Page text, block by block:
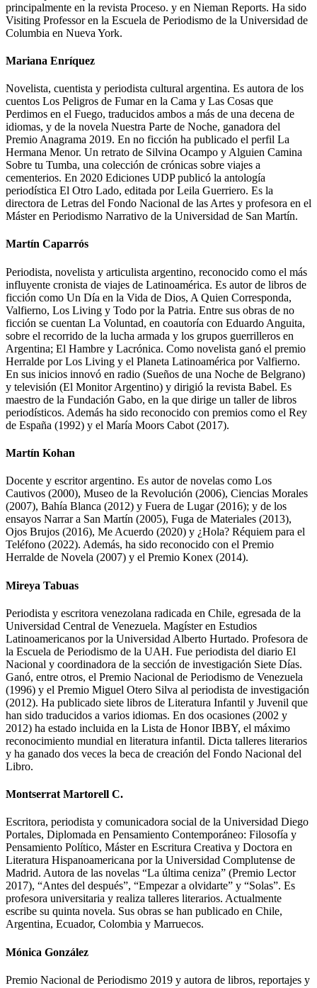
principalmente en la revista Proceso. y en Nieman Reports. Ha sido
Visiting Professor en la Escuela de Periodismo de la Universidad de
Columbia en Nueva York.
Mariana Enríquez
Novelista, cuentista y periodista cultural argentina. Es autora de los
cuentos Los Peligros de Fumar en la Cama y Las Cosas que
Perdimos en el Fuego, traducidos ambos a más de una decena de
idiomas, y de la novela Nuestra Parte de Noche, ganadora del
Premio Anagrama 2019. En no ficción ha publicado el perfil La
Hermana Menor. Un retrato de Silvina Ocampo y Alguien Camina
Sobre tu Tumba, una colección de crónicas sobre viajes a
cementerios. En 2020 Ediciones UDP publicó la antología
periodística El Otro Lado, editada por Leila Guerriero. Es la
directora de Letras del Fondo Nacional de las Artes y profesora en el
Máster en Periodismo Narrativo de la Universidad de San Martín.
Martín Caparrós
Periodista, novelista y articulista argentino, reconocido como el más
influyente cronista de viajes de Latinoamérica. Es autor de libros de
ficción como Un Día en la Vida de Dios, A Quien Corresponda,
Valfierno, Los Living y Todo por la Patria. Entre sus obras de no
ficción se cuentan La Voluntad, en coautoría con Eduardo Anguita,
sobre el recorrido de la lucha armada y los grupos guerrilleros en
Argentina; El Hambre y Lacrónica. Como novelista ganó el premio
Herralde por Los Living y el Planeta Latinoamérica por Valfierno.
En sus inicios innovó en radio (Sueños de una Noche de Belgrano)
y televisión (El Monitor Argentino) y dirigió la revista Babel. Es
maestro de la Fundación Gabo, en la que dirige un taller de libros
periodísticos. Además ha sido reconocido con premios como el Rey
de España (1992) y el María Moors Cabot (2017).
Martín Kohan
Docente y escritor argentino. Es autor de novelas como Los
Cautivos (2000), Museo de la Revolución (2006), Ciencias Morales
(2007), Bahía Blanca (2012) y Fuera de Lugar (2016); y de los
ensayos Narrar a San Martín (2005), Fuga de Materiales (2013),
Ojos Brujos (2016), Me Acuerdo (2020) y ¿Hola? Réquiem para el
Teléfono (2022). Además, ha sido reconocido con el Premio
Herralde de Novela (2007) y el Premio Konex (2014).
Mireya Tabuas
Periodista y escritora venezolana radicada en Chile, egresada de la
Universidad Central de Venezuela. Magíster en Estudios
Latinoamericanos por la Universidad Alberto Hurtado. Profesora de
la Escuela de Periodismo de la UAH. Fue periodista del diario El
Nacional y coordinadora de la sección de investigación Siete Días.
Ganó, entre otros, el Premio Nacional de Periodismo de Venezuela
(1996) y el Premio Miguel Otero Silva al periodista de investigación
(2012). Ha publicado siete libros de Literatura Infantil y Juvenil que
han sido traducidos a varios idiomas. En dos ocasiones (2002 y
2012) ha estado incluida en la Lista de Honor IBBY, el máximo
reconocimiento mundial en literatura infantil. Dicta talleres literarios
y ha ganado dos veces la beca de creación del Fondo Nacional del
Libro.
Montserrat Martorell C.
Escritora, periodista y comunicadora social de la Universidad Diego
Portales, Diplomada en Pensamiento Contemporáneo: Filosofía y
Pensamiento Político, Máster en Escritura Creativa y Doctora en
Literatura Hispanoamericana por la Universidad Complutense de
Madrid. Autora de las novelas “La última ceniza” (Premio Lector
2017), “Antes del después”, “Empezar a olvidarte” y “Solas”. Es
profesora universitaria y realiza talleres literarios. Actualmente
escribe su quinta novela. Sus obras se han publicado en Chile,
Argentina, Ecuador, Colombia y Marruecos.
Mónica González
Premio Nacional de Periodismo 2019 y autora de libros, reportajes y